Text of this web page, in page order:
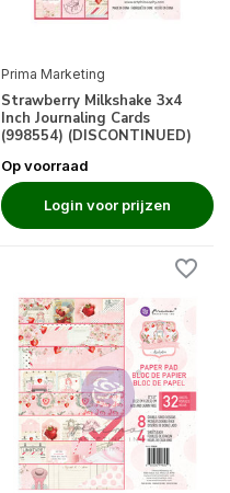
Prima Marketing
Strawberry Milkshake 3x4
Inch Journaling Cards
(998554) (DISCONTINUED)
Op voorraad
Login voor prijzen